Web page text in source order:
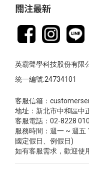
關注最新
英霸聲學科技股份有限
統一編號:24734101
客服信箱：
地址：新北市中和區中
客服電話：02-8228
服務時間：週一 ~ 週五
國定假日、例假日)
如有客服需求，歡迎使